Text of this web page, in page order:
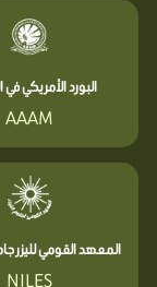
البورد الأمريكي
AAAM
المعهد القومي لليزر
NILES